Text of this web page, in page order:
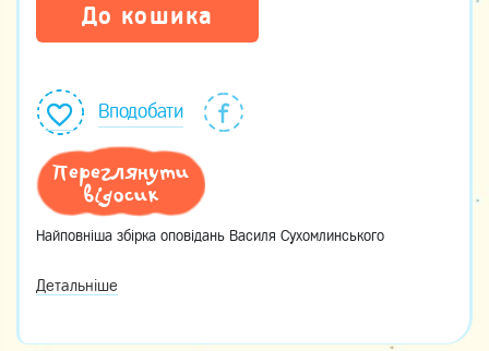
До кошика
Вподобати
Переглянути
відосик
Найповніша збірка оповідань Василя Сухомлинського
Детальніше